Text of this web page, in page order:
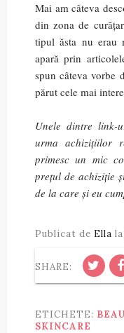
Mai am câteva
din zona de
tipul ăsta nu erau
apară prin
spun câteva vorbe
părut cele mai
Unele dintre link-
urma achizițiilor
primesc un mic
prețul de achiziție
de la care și eu
Publicat de Ella la
SHARE:
ETICHETE:
SKINCARE